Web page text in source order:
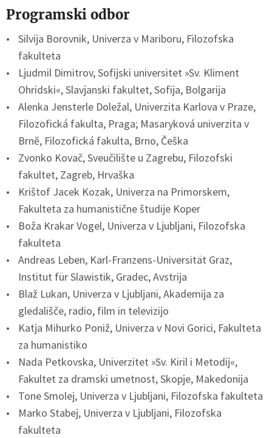
Programski odbor
Silvija Borovnik, Univerza v Mariboru, Filozofska
fakulteta
Ljudmil Dimitrov, Sofijski universitet »Sv. Kliment
Ohridski«, Slavjanski fakultet, Sofija, Bolgarija
Alenka Jensterle Doležal, Univerzita Karlova v Praze,
Filozofická fakulta, Praga; Masaryková univerzita v
Brně, Filozofická fakulta, Brno, Češka
Zvonko Kovač, Sveučilište u Zagrebu, Filozofski
fakultet, Zagreb, Hrvaška
Krištof Jacek Kozak, Univerza na Primorskem,
Fakulteta za humanistične študije Koper
Boža Krakar Vogel, Univerza v Ljubljani, Filozofska
fakulteta
Andreas Leben, Karl-Franzens-Universität Graz,
Institut für Slawistik, Gradec, Avstrija
Blaž Lukan, Univerza v Ljubljani, Akademija za
gledališče, radio, film in televizijo
Katja Mihurko Poniž, Univerza v Novi Gorici, Fakulteta
za humanistiko
Nada Petkovska, Univerzitet »Sv. Kiril i Metodij«,
Fakultet za dramski umetnost, Skopje, Makedonija
Tone Smolej, Univerza v Ljubljani, Filozofska fakulteta
Marko Stabej, Univerza v Ljubljani, Filozofska
fakulteta